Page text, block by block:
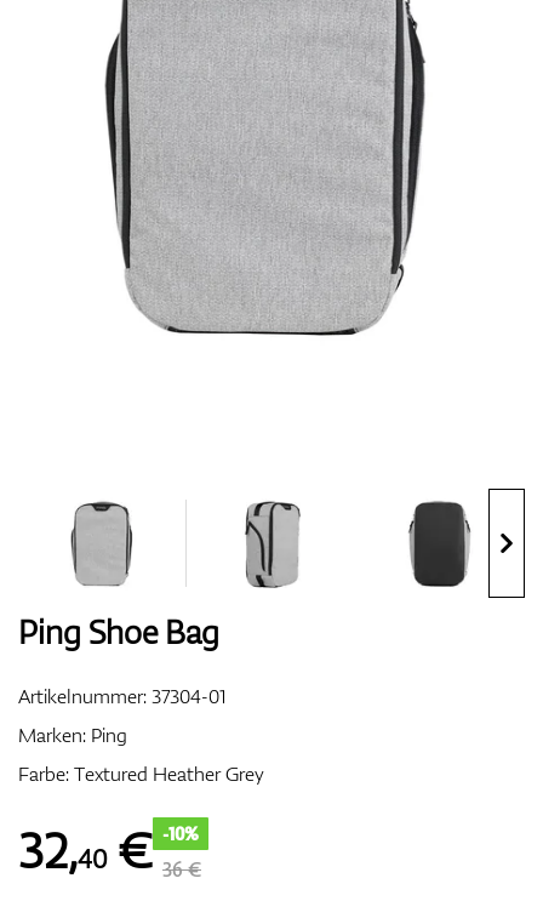
Bekleidung
Handschuhe
Schuhe
Bags
Zubehör
Ping Shoe Bag
Artikelnummer:37304-01
Marken: Ping
Farbe: Textured Heather Grey
32,40€ -10%
36 €